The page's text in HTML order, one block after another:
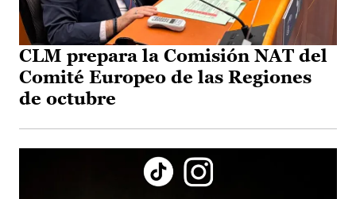
CLM prepara la Comisión NAT del
Comité Europeo de las Regiones
de octubre